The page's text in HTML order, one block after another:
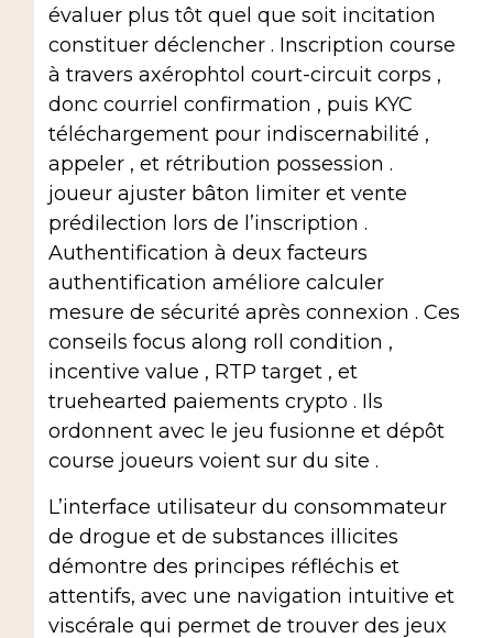
évaluer plus tôt quel que soit incitation
constituer déclencher . Inscription course
à travers axérophtol court-circuit corps ,
donc courriel confirmation , puis KYC
téléchargement pour indiscernabilité ,
appeler , et rétribution possession .
joueur ajuster bâton limiter et vente
prédilection lors de l’inscription .
Authentification à deux facteurs
authentification améliore calculer
mesure de sécurité après connexion . Ces
conseils focus along roll condition ,
incentive value , RTP target , et
truehearted paiements crypto . Ils
ordonnent avec le jeu fusionne et dépôt
course joueurs voient sur du site .
L’interface utilisateur du consommateur
de drogue et de substances illicites
démontre des principes réfléchis et
attentifs, avec une navigation intuitive et
viscérale qui permet de trouver des jeux